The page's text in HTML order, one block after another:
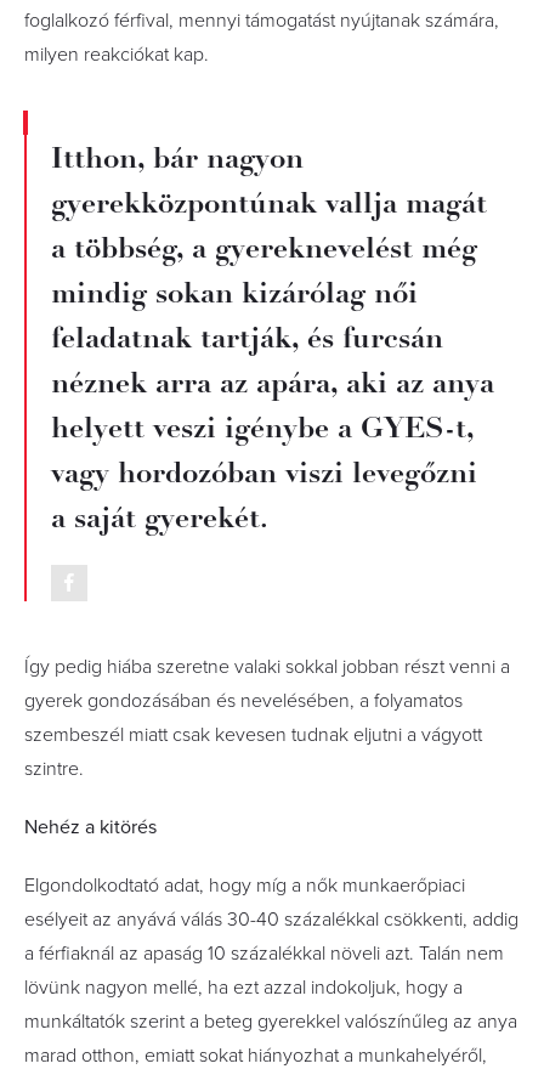
foglalkozó férfival, mennyi támogatást nyújtanak számára,
milyen reakciókat kap.
Itthon, bár nagyon
gyerekközpontúnak vallja magát
a többség, a gyereknevelést még
mindig sokan kizárólag női
feladatnak tartják, és furcsán
néznek arra az apára, aki az anya
helyett veszi igénybe a GYES-t,
vagy hordozóban viszi levegőzni
a saját gyerekét.
Így pedig hiába szeretne valaki sokkal jobban részt venni a
gyerek gondozásában és nevelésében, a folyamatos
szembeszél miatt csak kevesen tudnak eljutni a vágyott
szintre.
Nehéz a kitörés
Elgondolkodtató adat, hogy míg a nők munkaerőpiaci
esélyeit az anyává válás 30-40 százalékkal csökkenti, addig
a férfiaknál az apaság 10 százalékkal növeli azt. Talán nem
lövünk nagyon mellé, ha ezt azzal indokoljuk, hogy a
munkáltatók szerint a beteg gyerekkel valószínűleg az anya
marad otthon, emiatt sokat hiányozhat a munkahelyéről,